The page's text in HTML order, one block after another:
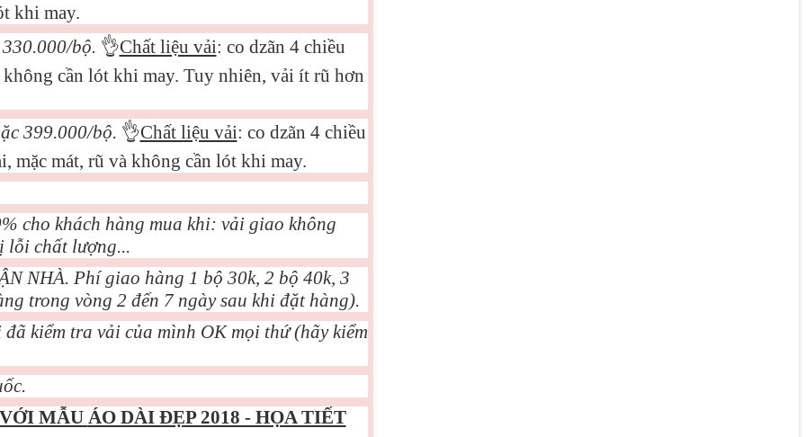
khi may.
bộ. 👌Chất liệu vải: co dzãn 4 chiều
không cần lót khi may. Tuy nhiên, vải ít rũ hơn
399.000/bộ. 👌Chất liệu vải: co dzãn 4 chiều
mặc mát, rũ và không cần lót khi may.
cho khách hàng mua khi: vải giao không
lỗi chất lượng...
NHÀ. Phí giao hàng 1 bộ 30k, 2 bộ 40k, 3
trong vòng 2 đến 7 ngày sau khi đặt hàng).
kiểm tra vải của mình OK mọi thứ (hãy kiểm
MẪU ÁO DÀI ĐẸP 2018 - HỌA TIẾT